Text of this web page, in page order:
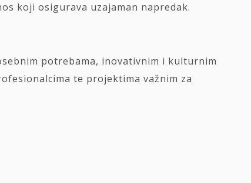
koji osigurava uzajaman napredak.
potrebama, inovativnim i kulturnim
te projektima važnim za